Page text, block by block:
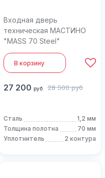
Входная дверь
техническая МАСТИНО
"MASS 70 Steel"
В корзину
27 200 руб 28 500 руб
Сталь
1,2 мм
Толщина полотна
70 мм
Уплотнитель
2 контура